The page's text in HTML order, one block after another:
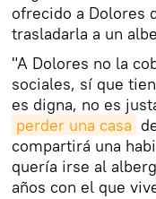
ofrecido a Dolores
trasladarla a un
"A Dolores no la
sociales, sí que
es digna, no es
perder una casa
compartirá una
quería irse al
años con el que